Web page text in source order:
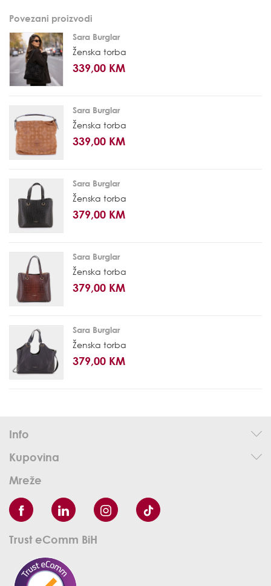
Povezani proizvodi
Sara Burglar
Ženska torba
339,00 KM
Sara Burglar
Ženska torba
339,00 KM
Sara Burglar
Ženska torba
379,00 KM
Sara Burglar
Ženska torba
379,00 KM
Sara Burglar
Ženska torba
379,00 KM
Info
Kupovina
Mreže
Trust eComm BiH